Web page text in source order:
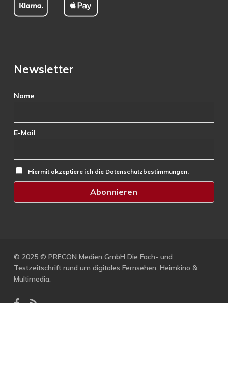
Newsletter
Name
E-Mail
Hiermit akzeptiere ich die Datenschutzbestimmungen.
© 2025 © PRECON Medien GmbH Die Fach- und
Testzeitschrift rund um digitales Fernsehen, Heimkino &
Multimedia.
facebook
RSS